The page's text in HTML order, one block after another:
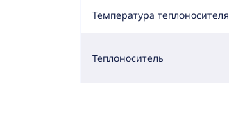
Температура теплоносителя
Теплоноситель